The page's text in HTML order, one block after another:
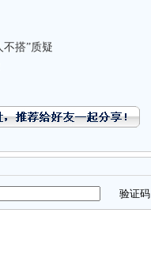
搭”质疑
验证码